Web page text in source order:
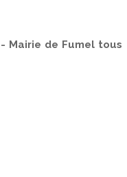
Mairie de Fumel tous